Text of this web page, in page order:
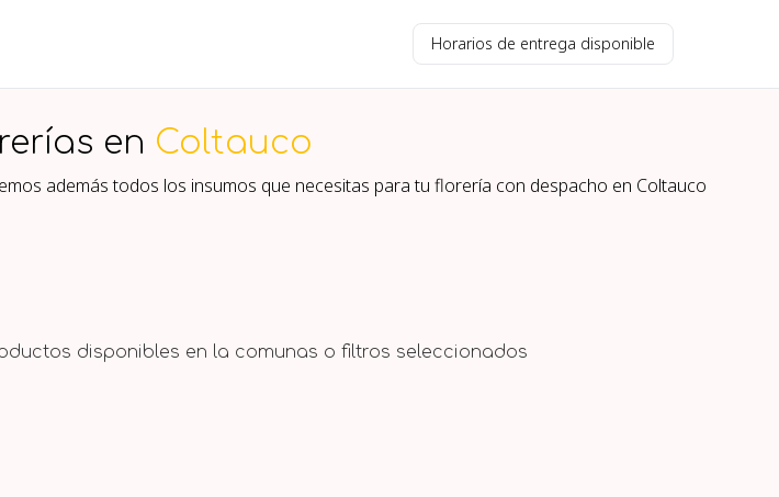
Horarios de entrega disponible
en Coltauco
además todos los insumos que necesitas para tu florería con despacho en Coltauco
disponibles en la comunas o filtros seleccionados